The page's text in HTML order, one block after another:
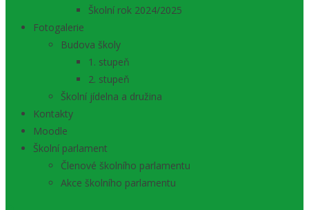
Školní rok 2024/2025
Fotogalerie
Budova školy
1. stupeň
2. stupeň
Školní jídelna a družina
Kontakty
Moodle
Školní parlament
Členové školního parlamentu
Akce školního parlamentu